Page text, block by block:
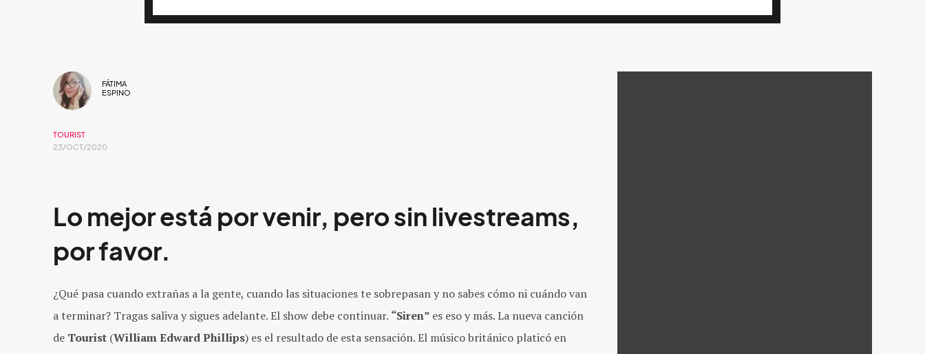
FÁTIMA
ESPINO
TOURIST
23/OCT/2020
Lo mejor está por venir, pero sin livestreams,
por favor.
¿Qué pasa cuando extrañas a la gente, cuando las situaciones te sobrepasan y no sabes cómo ni cuándo van
a terminar? Tragas saliva y sigues adelante. El show debe continuar. “Siren” es eso y más. La nueva canción
de Tourist (William Edward Phillips) es el resultado de esta sensación. El músico británico platicó en